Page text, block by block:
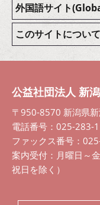
外国語サイト
このサイトについて
公益社団法人 新
〒950-8570 新潟県
電話番号：025-283-
ファックス番号：
案内受付：月曜日～
祝日を除く）